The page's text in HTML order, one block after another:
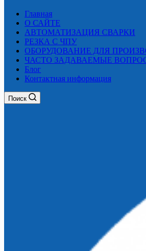
Главная
О САЙТЕ
АВТОМАТИЗАЦИЯ СВАРКИ
РЕЗКА С ЧПУ
ОБОРУДОВАНИЕ ДЛЯ
ЧАСТО ЗАДАВАЕМЫЕ
Блог
Контактная информация
Поиск